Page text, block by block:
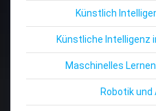
Künstlich
Künstliche Intelligenz
Maschinelles
Robotik